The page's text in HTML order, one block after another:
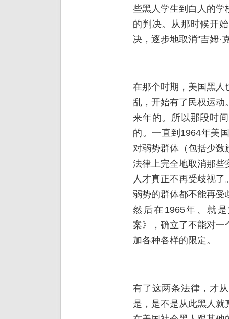
些黑人学生到白人的学
的判决。从那时候开
决，逐步地取消“吉姆·
在那个时期，美国黑人
乱，开始有了民权运动
来年的。所以那段时
的。一直到1964年美
对弱势群体（包括少
法律上完全地取消那些
人才真正不再受歧视
弱势的群体都不能再受
然后在1965年、就
案》，确立了不能对一
加各种各样的限定。
有了这两条法律，才
是，是不是从此黑人